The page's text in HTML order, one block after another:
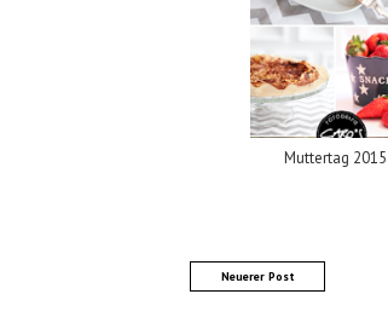
Muttertag 2015
Neuerer Post